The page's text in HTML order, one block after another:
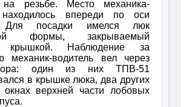
на резьбе. Место механика-
находилось впереди по оси
посадки имелся люк
формы, закрываемый
крышкой. Наблюдение за
механик-водитель вел через
один из них ТПВ-51
в крышке люка, два других
верхней части лобовых